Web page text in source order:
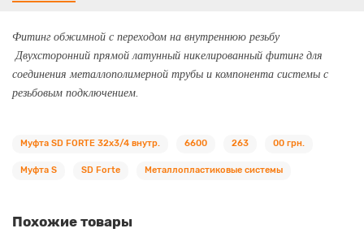
Фитинг обжимной с переходом на внутреннюю резьбу
Двухсторонний прямой латунный никелированный фитинг для
соединения металлополимерной трубы и компонента системы с
резьбовым подключением.
Муфта SD FORTE 32х3/4 внутр. 6600 263 00 грн.
Муфта S SD Forte Металлопластиковые системы
Похожие товары